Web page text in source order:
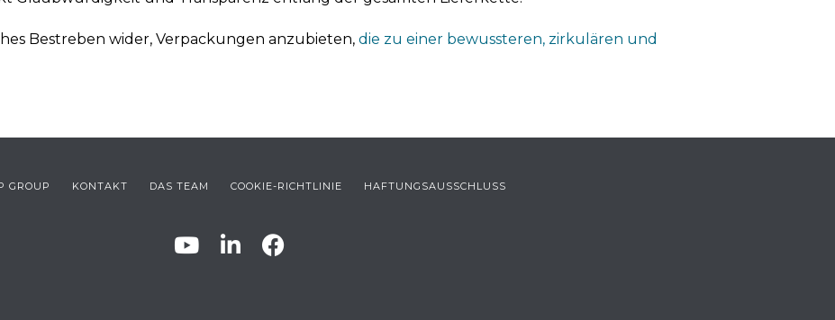
Bestreben wider, Verpackungen anzubieten, die zu einer bewussteren, zirkulären und
GROUP KONTAKT DAS TEAM COOKIE-RICHTLINIE HAFTUNGSAUSSCHLUSS